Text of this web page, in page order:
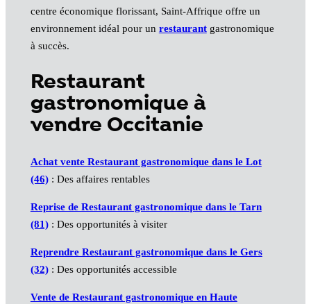
centre économique florissant, Saint-Affrique offre un
environnement idéal pour un restaurantgastronomique
à succès.
Restaurant
gastronomique à
vendre Occitanie
Achat vente Restaurant gastronomique dans le Lot
(46): Des affaires rentables
Reprise de Restaurant gastronomique dans le Tarn
(81): Des opportunités à visiter
Reprendre Restaurant gastronomique dans le Gers
(32): Des opportunités accessible
Vente de Restaurant gastronomique en Haute